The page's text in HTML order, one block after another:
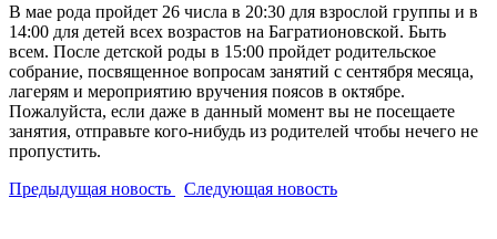
В мае рода пройдет 26 числа в 20:30 для взрослой группы и в
14:00 для детей всех возрастов на Багратионовской. Быть
всем. После детской роды в 15:00 пройдет родительское
собрание, посвященное вопросам занятий с сентября месяца,
лагерям и мероприятию вручения поясов в октябре.
Пожалуйста, если даже в данный момент вы не посещаете
занятия, отправьте кого-нибудь из родителей чтобы нечего не
пропустить.
Предыдущая новость
Следующая новость